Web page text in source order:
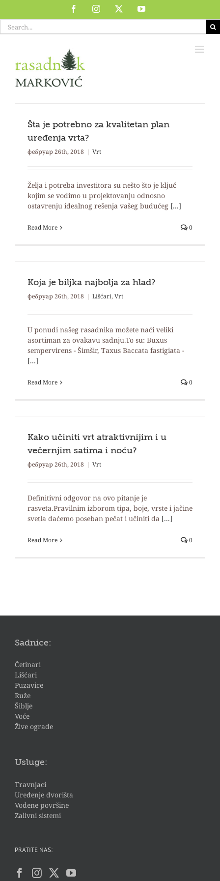
content
FacebookInstagram YouTube
Search
for:
Šta je potrebno za kvalitetan plan
uređenja vrta?
фебруар 26th, 2018 | Vrt
Želja i potreba investitora su nešto što je ključ
kojim se vodimo u projektovanju odnosno
ostavrenju idealnog rešenja vašeg budućeg [...]
Read More 0
Koja je biljka najbolja za hlad?
фебруар 26th, 2018 | Lišćari,Vrt
U ponudi našeg rasadnika možete naći veliki
asortiman za ovakavu sadnju.To su: Buxus
sempervirens - Šimšir, Taxus Baccata fastigiata -
[...]
Read More 0
Kako učiniti vrt atraktivnijim i u
večernjim satima i noću?
фебруар 26th, 2018 | Vrt
Definitivni odgovor na ovo pitanje je
rasveta.Pravilnim izborom tipa, boje, vrste i jačine
svetla daćemo poseban pečat i učiniti da [...]
Read More 0
Sadnice:
Četinari
Lišćari
Puzavice
Ruže
Šiblje
Voće
Žive ograde
Usluge:
Travnjaci
Uređenje dvorišta
Vodene površine
Zalivni sistemi
PRATITE NAS: